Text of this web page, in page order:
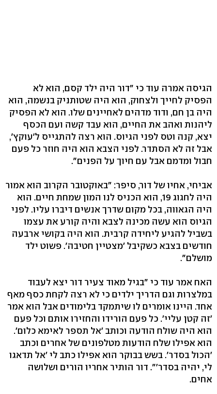
הגיסה אמרה עוד כי "דור היה ילד קסם, הוא לא
הפסיק לחייך ולצחוק, הוא היה שטותניק בנשמה, הוא
היה בן חם, ודוד מדהים לאחיינים שלו. הוא לא הפסיק
ליהנות ואהב את החיים, הוא עבד קשה ועם הכסף
יצא, קנה וטס לפני הגיוס. הוא רצה להתגייס ל'עוקץ',
אבל זה לא הסתדר. לפני הצבא הוא היה חוזר כל פעם
חבול ומדמם אבל עם חיוך על הפנים".
אביחי, אחיו של דור, סיפר: "באוקטובר הקרוב הוא אמור
היה לחגוג 19, הוא הכניס לנו המון שמחת חיים. הוא
היה הגאווה, בכל מקום שדרך אנשים דיברו עליו. לפני
הגיוס הוא עשה מכינה לצבא והיה קורע את עצמו
בשביל להגיע ליחידה קרבית. הוא היה בקושי ארבעה
חודשים בצבא כשקיבל 'מצטיין חטיבה'. פשוט ילד
מושלם".
האח אמר עוד כי "בגיל מאוד צעיר דור יצא לעבוד
במלצרות וגם הדריך ילדים כי לא רצה לקחת כסף מאף
אחד. היינו אומרים לו שיתמקד בלימודים אבל הוא אמר
'זה קטן עליי'. כל פעם הורידו והחזירו אותם וכל פעם
הוא היה שולח הודעה וכותב 'אל תספר לאימא כלום'.
הוא אפילו שלח הודעות מטלפונים של אחרים וכתב
'הכול בסדר'. בשש בבוקר הוא אפילו כתב לי 'אל תדאגו
לי, יהיה בסדר'". דור הותיר אחריו הורים ושלושה
אחים.